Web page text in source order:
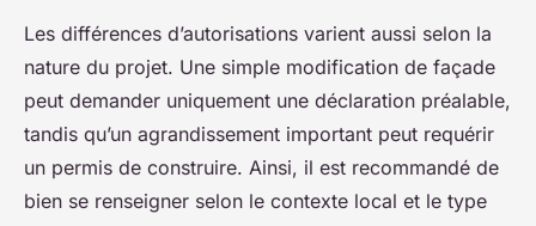
Les différences d’autorisations varient aussi selon la
nature du projet. Une simple modification de façade
peut demander uniquement une déclaration préalable,
tandis qu’un agrandissement important peut requérir
un permis de construire. Ainsi, il est recommandé de
bien se renseigner selon le contexte local et le type